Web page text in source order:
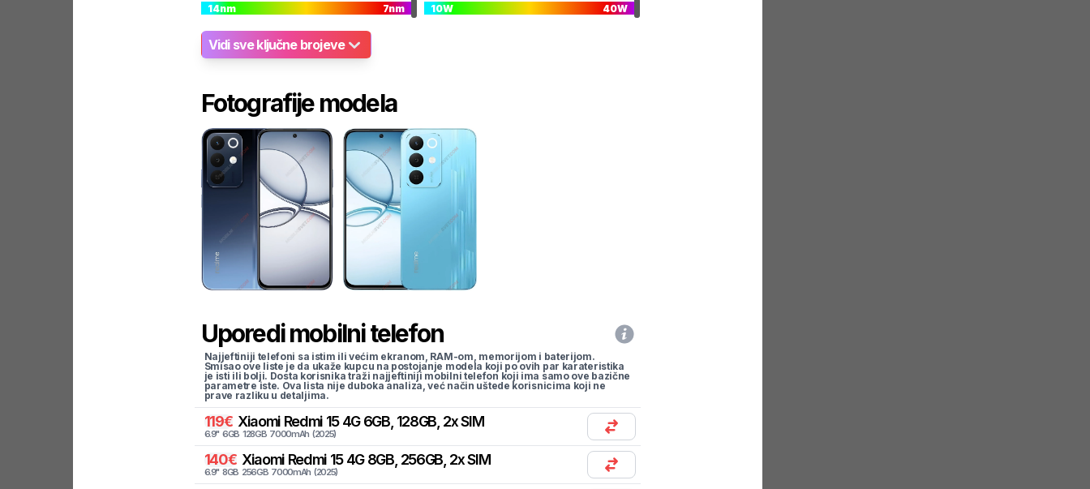
14nm 7nm
10W 40W
Vidi sve ključne brojeve
Fotografije modela
Uporedi mobilni telefon
Najjeftiniji telefoni sa istim ili većim ekranom, RAM-om, memorijom i baterijom.
Smisao ove liste je da ukaže kupcu na postojanje modela koji po ovih par karateristika
je isti ili bolji. Dosta korisnika traži najjeftiniji mobilni telefon koji ima samo ove bazične
parametre iste. Ova lista nije duboka analiza, već način uštede korisnicima koji ne
prave razliku u detaljima.
119€ Xiaomi Redmi 15 4G 6GB, 128GB, 2x SIM
6.9" 6GB 128GB 7000mAh (2025)
140€ Xiaomi Redmi 15 4G 8GB, 256GB, 2x SIM
6.9" 8GB 256GB 7000mAh (2025)